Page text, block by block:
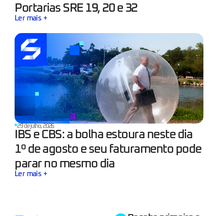
Portarias SRE 19, 20 e 32
Ler mais +
29 de julho, 2026
IBS e CBS: a bolha estoura neste dia
1º de agosto e seu faturamento pode
parar no mesmo dia
Ler mais +